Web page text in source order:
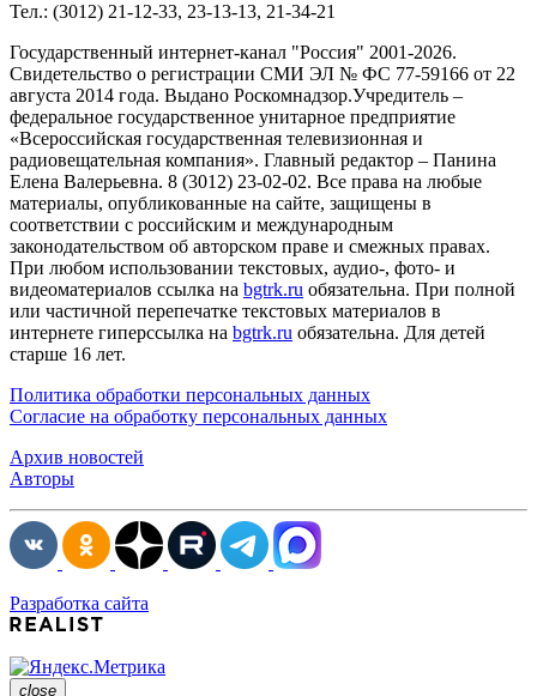
Тел.: (3012) 21-12-33, 23-13-13, 21-34-21
Государственный интернет-канал "Россия" 2001-2026.
Cвидетельство о регистрации СМИ ЭЛ № ФС 77-59166 от 22
августа 2014 года. Выдано Роскомнадзор.Учредитель –
федеральное государственное унитарное предприятие
«Всероссийская государственная телевизионная и
радиовещательная компания». Главный редактор – Панина
Елена Валерьевна. 8 (3012) 23-02-02. Все права на любые
материалы, опубликованные на сайте, защищены в
соответствии с российским и международным
законодательством об авторском праве и смежных правах.
При любом использовании текстовых, аудио-, фото- и
видеоматериалов ссылка на bgtrk.ru обязательна. При полной
или частичной перепечатке текстовых материалов в
интернете гиперссылка на bgtrk.ru обязательна. Для детей
старше 16 лет.
Политика обработки персональных данных
Согласие на обработку персональных данных
Архив новостей
Авторы
Разработка сайта
close